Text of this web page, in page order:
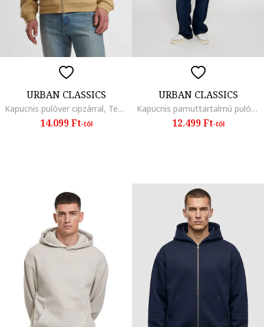
URBAN CLASSICS
Kapucnis pulóver cipzárral, Tevebarna
14.099 Ft-tól
URBAN CLASSICS
Kapucnis pamuttartalmú pulóver kenguruzsebbel, Grafitszürke
12.499 Ft-tól